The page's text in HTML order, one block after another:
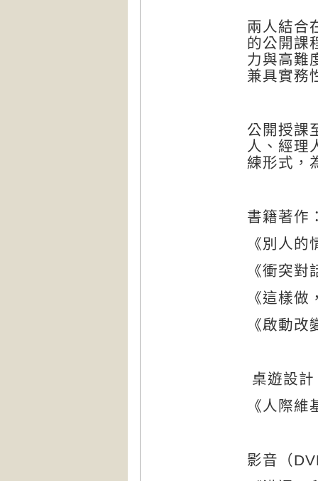
兩人結合
的公開課
力與高難
兼具實務
公開授課
人、經理
練形式，
書籍著作
《別人
《衝突
《這樣
《啟動改
桌遊設計
《人際
影音（